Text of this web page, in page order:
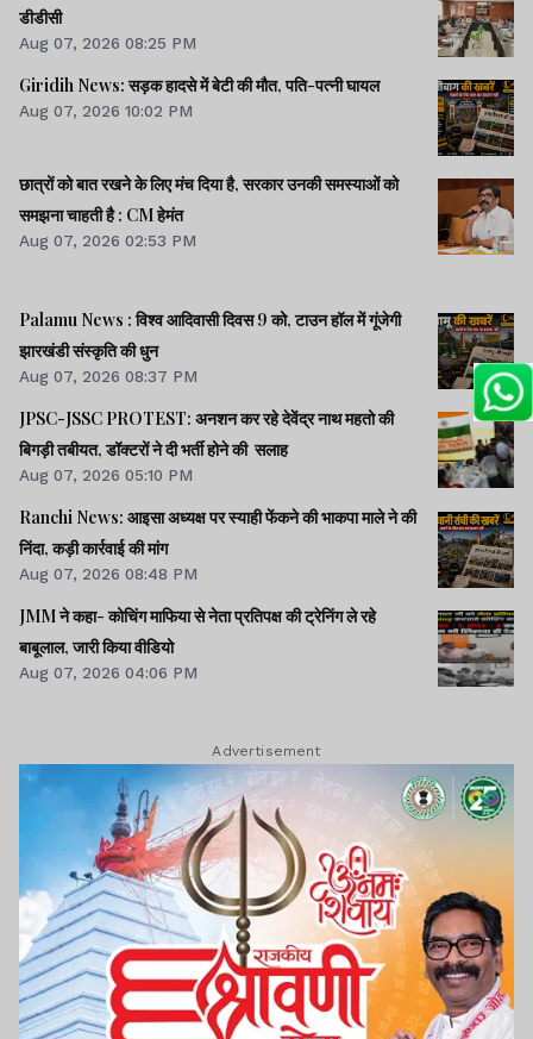
डीडीसी
Aug 07, 2026 08:25 PM
Giridih News: सड़क हादसे में बेटी की मौत, पति-पत्नी घायल
Aug 07, 2026 10:02 PM
छात्रों को बात रखने के लिए मंच दिया है, सरकार उनकी समस्याओं को
समझना चाहती है : CM हेमंत
Aug 07, 2026 02:53 PM
Palamu News : विश्व आदिवासी दिवस 9 को, टाउन हॉल में गूंजेगी
झारखंडी संस्कृति की धुन
Aug 07, 2026 08:37 PM
JPSC-JSSC PROTEST: अनशन कर रहे देवेंद्र नाथ महतो की
बिगड़ी तबीयत, डॉक्टरों ने दी भर्ती होने की सलाह
Aug 07, 2026 05:10 PM
Ranchi News: आइसा अध्यक्ष पर स्याही फेंकने की भाकपा माले ने की
निंदा, कड़ी कार्रवाई की मांग
Aug 07, 2026 08:48 PM
JMM ने कहा- कोचिंग माफिया से नेता प्रतिपक्ष की ट्रेनिंग ले रहे
बाबूलाल, जारी किया वीडियो
Aug 07, 2026 04:06 PM
Advertisement